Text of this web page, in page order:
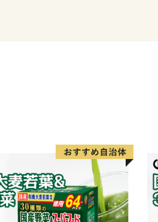
につきましては、ご寄附
とは別に郵送いたします。
ただし、ご寄附お申込み多
います。